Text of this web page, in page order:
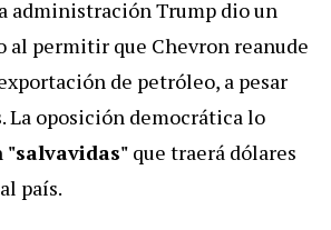
administración Trump dio un
al permitir que Chevron reanude
de petróleo, a pesar
La oposición democrática lo
"salvavidas" que traerá dólares
país.